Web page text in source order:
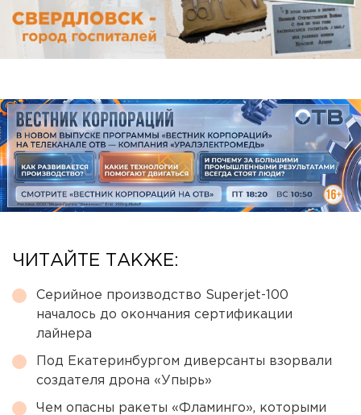
ЧИТАЙТЕ ТАКЖЕ:
Серийное производство Superjet-100
началось до окончания сертификации
лайнера
Под Екатеринбургом диверсанты взорвали
создателя дрона «Упырь»
Чем опасны ракеты «Фламинго», которыми